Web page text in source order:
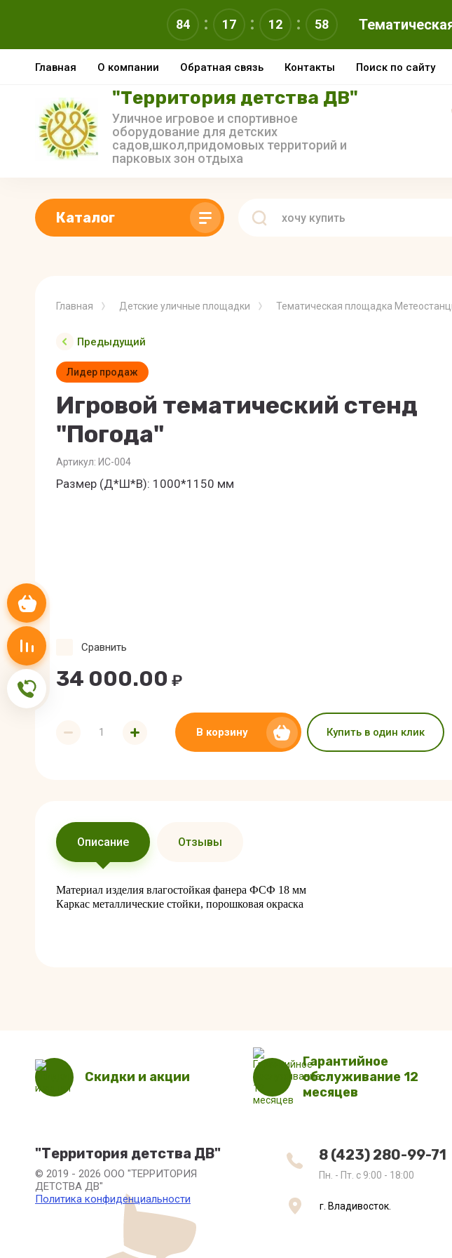
Сравнение
Обратная связь
84 17 12 58
Главная О компании Обратная связь Контакты Поиск по сайту
"Территория детства ДВ"
Уличное игровое и спортивное
оборудование для детских
садов,школ,придомовых территорий и
парковых зон отдыха
Каталог
Главная Детские уличные площадки Тематическая площадка
Предыдущий
Лидер продаж
Игровой тематический стенд
"Погода"
Артикул: ИС-004
Размер (Д*Ш*В): 1000*1150 мм
34 000.00 ₽
Сравнить
В корзину Купить в один клик
Описание Отзывы
Материал изделия влагостойкая фанера ФСФ 18 мм
Каркас металлические стойки, порошковая окраска
Скидки и акции
Гарантийное
обслуживание 12
месяцев
"Территория детства ДВ"
© 2019 - 2026 ООО "ТЕРРИТОРИЯ
ДЕТСТВА ДВ"
Политика конфиденциальности
8 (423) 280-99-71
Пн. - Пт. с 9:00 - 18:00
г. Владивосток.